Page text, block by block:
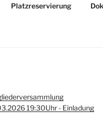
Platzreservierung
19:30Uhr - Einladung